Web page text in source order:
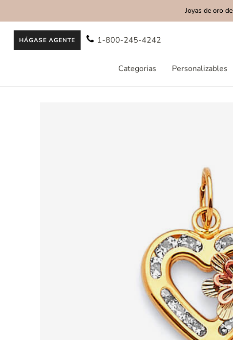
Joyas de oro
Categorias Personalizables
HÁGASE AGENTE 1-800-245-4242